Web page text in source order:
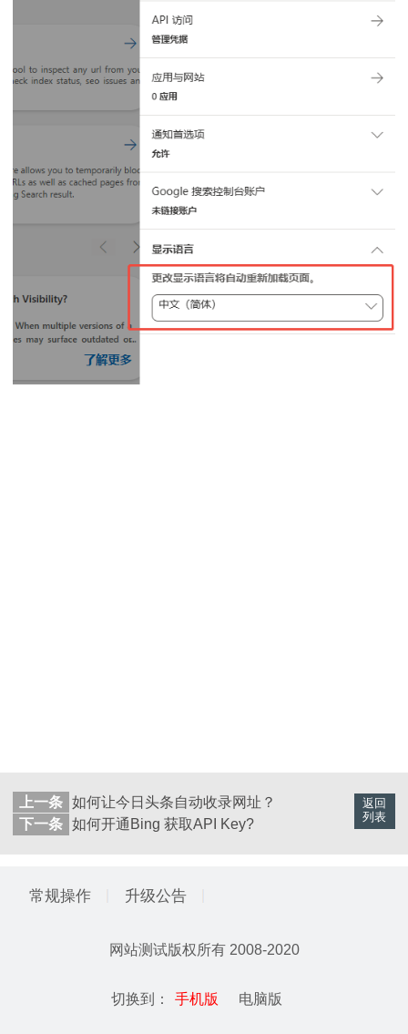
返回
列表
上一条 如何让今日头条自动收录网址？
下一条 如何开通Bing 获取API Key?
常规操作 升级公告
网站测试版权所有 2008-2020
切换到： 手机版 电脑版